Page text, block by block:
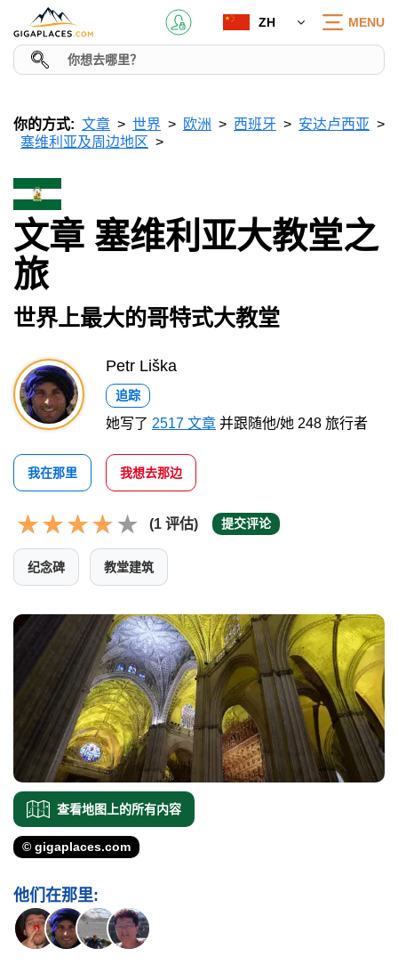
ZH MENU
你的方式: 文章 世界 欧洲 西班牙
安达卢西亚
塞维利亚及周边地区
文章 塞维利亚大教堂之
旅
世界上最大的哥特式大教堂
Petr Liška
追踪
她写了 2517 文章 并跟随他/她 248 旅行者
我在那里 我想去那边
(1 评估) 提交评论
纪念碑 教堂建筑
查看地图上的所有内容
© gigaplaces.com
他们在那里: